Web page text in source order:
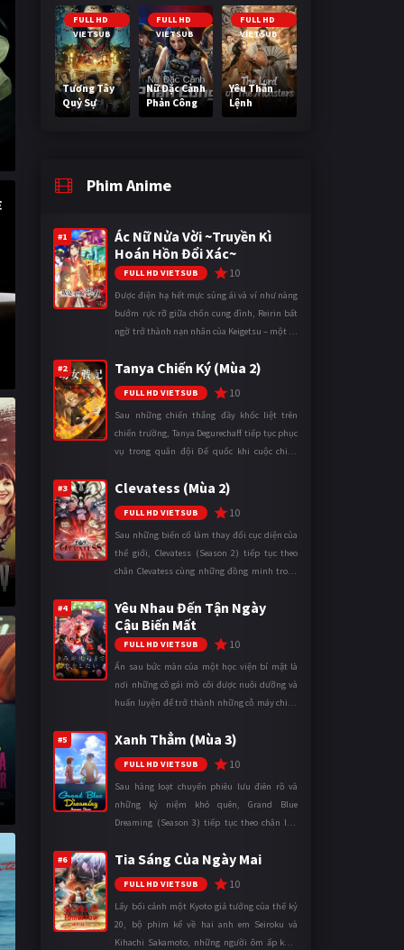
Nano
FULL HD
VIETSUB
Tương Tây
Quỷ Sự
FULL HD
VIETSUB
Nữ Đặc Cảnh
Phản Công
FULL HD
VIETSUB
Yêu Thần
Lệnh
Phim Anime
#1
Ác Nữ Nửa Vời ~Truyền Kì
Hoán Hồn Đổi Xác~
FULL HD VIETSUB 10
Được điện hạ hết mực sủng ái và ví như nàng
bướm rực rỡ giữa chốn cung đình, Reirin bất
ngờ trở thành nạn nhân của Keigetsu – một kẻ
thuật để hoán đổi th ...
#2 Tanya Chiến Ký (Mùa 2)
FULL HD VIETSUB 10
Sau những chiến thắng đầy khốc liệt trên
chiến trường, Tanya Degurechaff tiếp tục phục
vụ trong quân đội Đế quốc khi cuộc chiến
mặt trận. Dù sở hữu tài năn ...
#3 Clevatess (Mùa 2)
FULL HD VIETSUB 10
Sau những biến cố làm thay đổi cục diện của
thế giới, Clevatess (Season 2) tiếp tục theo
chân Clevatess cùng những đồng minh trong
loại đến bờ vực diệ ...
#4
Yêu Nhau Đến Tận Ngày
Cậu Biến Mất
FULL HD VIETSUB 10
Ẩn sau bức màn của một học viện bí mật là
nơi những cô gái mồ côi được nuôi dưỡng và
huấn luyện để trở thành những cỗ máy chiến
được xem là điều hiển nh ...
#5 Xanh Thẳm (Mùa 3)
FULL HD VIETSUB 10
Sau hàng loạt chuyến phiêu lưu điên rồ và
những kỷ niệm khó quên, Grand Blue
Dreaming (Season 3) tiếp tục theo chân Iori
trong những ngày tháng đại học đ ...
#6 Tia Sáng Của Ngày Mai
FULL HD VIETSUB 10
Lấy bối cảnh một Kyoto giả tưởng của thế kỷ
20, bộ phim kể về hai anh em Seiroku và
Kihachi Sakamoto, những người ôm ấp khát